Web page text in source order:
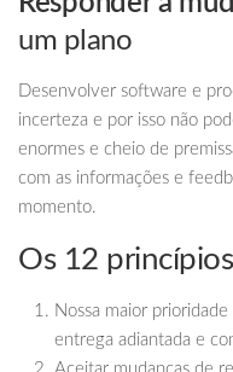
um plano
Desenvolver software e
incerteza e por isso não
enormes e cheio de
com as informações e
momento.
Os 12
Nossa maior
entrega adiantada e